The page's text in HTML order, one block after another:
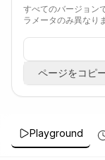
すべてのバージョン
ラメータのみ異なり
ページをコピ
Playground